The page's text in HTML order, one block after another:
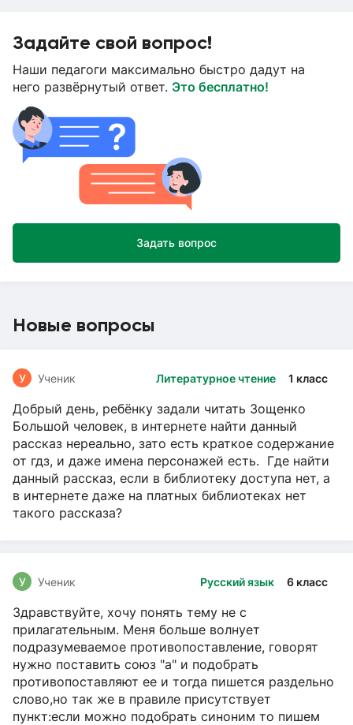
Задайте свой вопрос!
Наши педагоги максимально быстро дадут на
него развёрнутый ответ. Это бесплатно!
Задать вопрос
Новые вопросы
Литературное чтение 1 класс
У Ученик
Добрый день, ребёнку задали читать Зощенко
Большой человек, в интернете найти данный
рассказ нереально, зато есть краткое содержание
от гдз, и даже имена персонажей есть. Где найти
данный рассказ, если в библиотеку доступа нет, а
в интернете даже на платных библиотеках нет
такого рассказа?
Русский язык 6 класс
У Ученик
Здравствуйте, хочу понять тему не с
прилагательным. Меня больше волнует
подразумеваемое противопоставление, говорят
нужно поставить союз "а" и подобрать
противопоставляют ее и тогда пишется раздельно
слово,но так же в правиле присутствует
пункт:если можно подобрать синоним то пишем